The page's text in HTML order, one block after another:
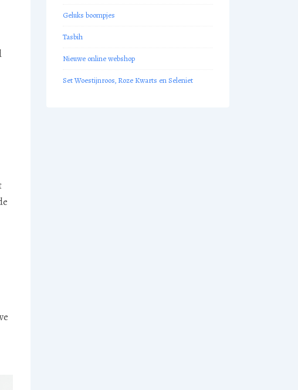
Geluks boompjes
Tasbih
Nieuwe online webshop
Set Woestijnroos, Roze Kwarts en Seleniet